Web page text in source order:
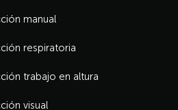
manual
respiratoria
trabajo en altura
visual